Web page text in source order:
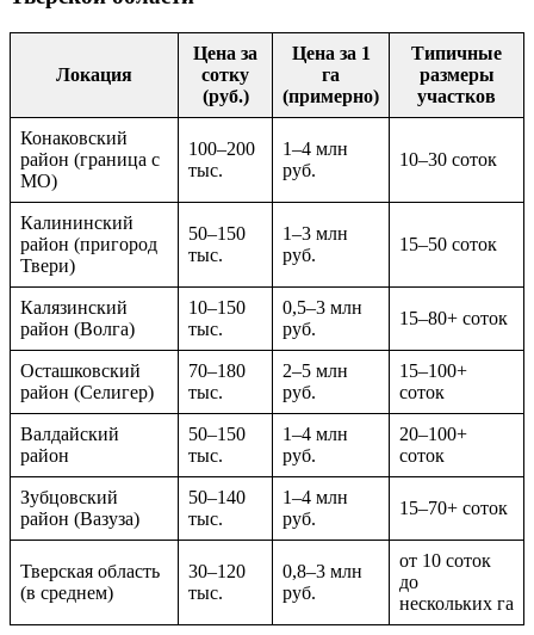
Локация
Цена за
сотку
(руб.)
Цена за 1
га
(примерно)
Типичные
размеры
участков
Конаковский
район (граница с
МО)
100–200
тыс.
1–4 млн
руб.
10–30 соток
Калининский
район (пригород
Твери)
50–150
тыс.
1–3 млн
руб.
15–50 соток
Калязинский
район (Волга)
10–150
тыс.
0,5–3 млн
руб.
15–80+ соток
Осташковский
район (Селигер)
70–180
тыс.
2–5 млн
руб.
15–100+
соток
Валдайский
район
50–150
тыс.
1–4 млн
руб.
20–100+
соток
Зубцовский
район (Вазуза)
50–140
тыс.
1–4 млн
руб.
15–70+ соток
Тверская область
(в среднем)
30–120
тыс.
0,8–3 млн
руб.
от 10 соток
до
нескольких га